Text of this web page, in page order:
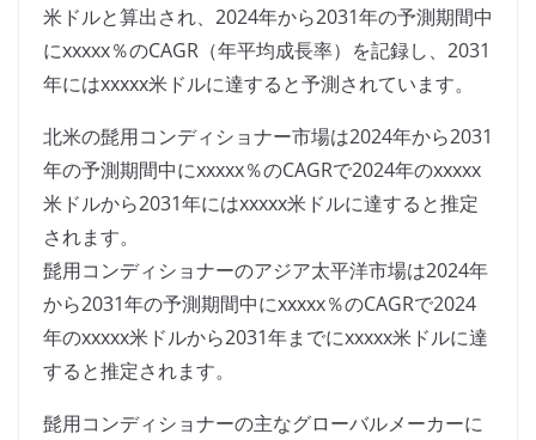
米ドルと算出され、2024年から2031年の予測期間中
にxxxxx％のCAGR（年平均成長率）を記録し、2031
年にはxxxxx米ドルに達すると予測されています。
北米の髭用コンディショナー市場は2024年から2031
年の予測期間中にxxxxx％のCAGRで2024年のxxxxx
米ドルから2031年にはxxxxx米ドルに達すると推定
されます。
髭用コンディショナーのアジア太平洋市場は2024年
から2031年の予測期間中にxxxxx％のCAGRで2024
年のxxxxx米ドルから2031年までにxxxxx米ドルに達
すると推定されます。
髭用コンディショナーの主なグローバルメーカーに